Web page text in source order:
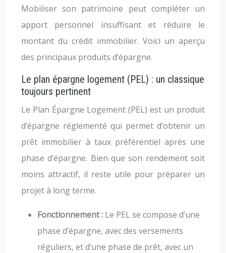
Mobiliser son patrimoine peut compléter un
apport personnel insuffisant et réduire le
montant du crédit immobilier. Voici un aperçu
des principaux produits d’épargne.
Le plan épargne logement (PEL) : un classique
toujours pertinent
Le Plan Épargne Logement (PEL) est un produit
d’épargne réglementé qui permet d’obtenir un
prêt immobilier à taux préférentiel après une
phase d’épargne. Bien que son rendement soit
moins attractif, il reste utile pour préparer un
projet à long terme.
Fonctionnement : Le PEL se compose d’une
phase d’épargne, avec des versements
réguliers, et d’une phase de prêt, avec un